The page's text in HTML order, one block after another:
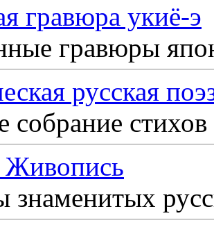
гравюра укиё-э
гравюры
русская
собрание
Живопись
знаменитых